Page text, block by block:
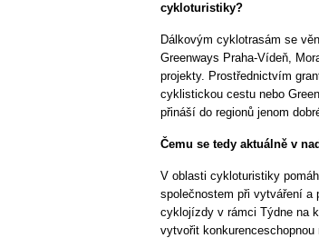
cykloturistiky?
Dálkovým cyklotrasám se
Greenways Praha-Vídeň,
projekty. Prostřednictvím
cyklistickou cestu nebo
přináší do regionů jenom
Čemu se tedy aktuálně v
V oblasti cykloturistiky
společnostem při vytváření a
cyklojízdy v rámci Týdne na
vytvořit